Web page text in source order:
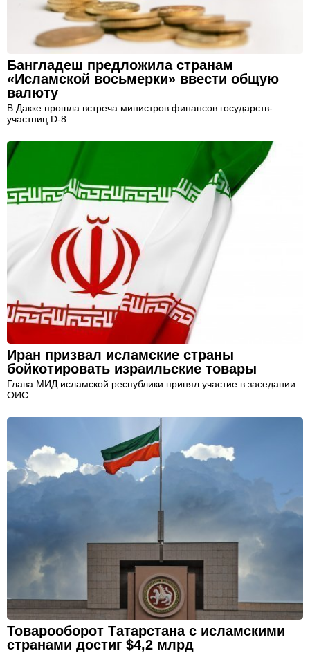
Бангладеш предложила странам
«Исламской восьмерки» ввести общую
валюту
В Дакке прошла встреча министров финансов государств-
участниц D-8.
Иран призвал исламские страны
бойкотировать израильские товары
Глава МИД исламской республики принял участие в заседании
ОИС.
Товарооборот Татарстана с исламскими
странами достиг $4,2 млрд